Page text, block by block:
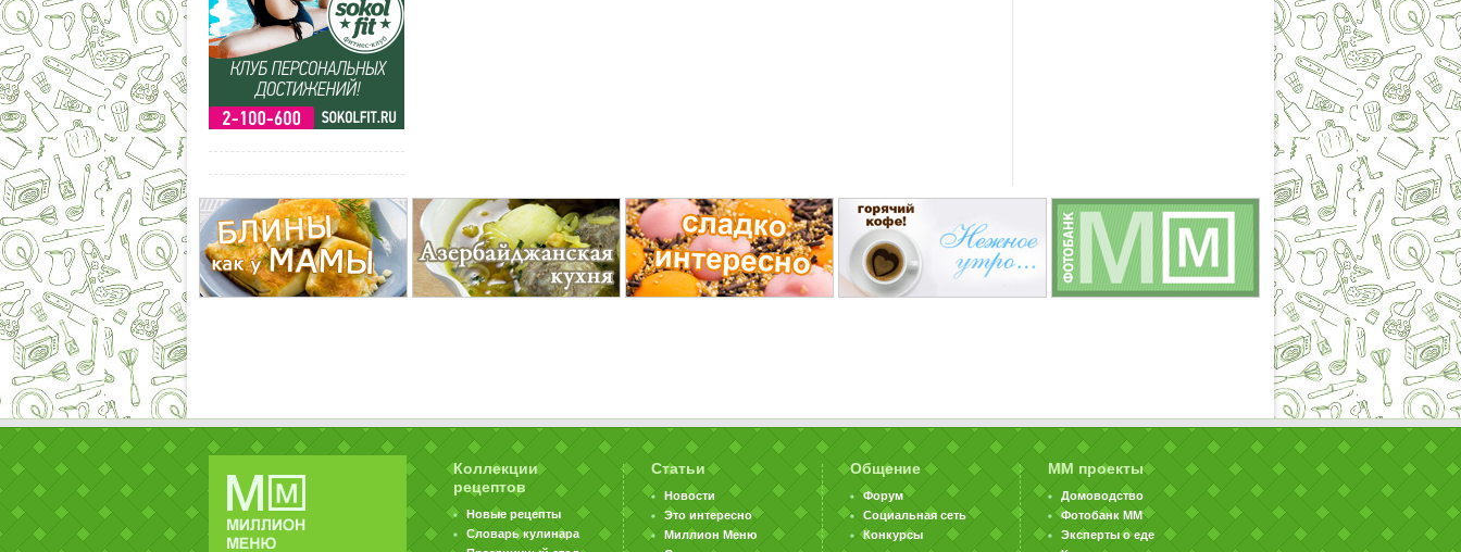
Коллекции
рецептов
Новые рецепты
Словарь кулинара
Статьи
Новости
Это интересно
Миллион Меню
Общение
Форум
Социальная сеть
Конкурсы
ММ проекты
Домоводство
Фотобанк ММ
Эксперты о еде